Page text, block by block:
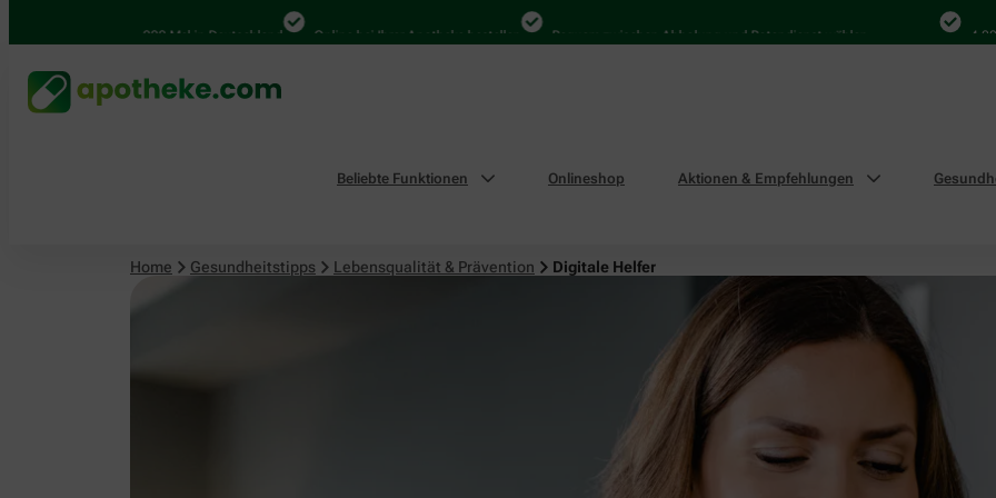
4.000 Mal in Deutschland Online bei Ihrer Apotheke bestellen Bequem zwischen Abholung und Botendienst wählen 4.000
Beliebte Funktionen Onlineshop Aktionen & Empfehlungen
Home Gesundheitstipps Lebensqualität & Prävention Digitale Helfer
Lebensqualität & Prävention